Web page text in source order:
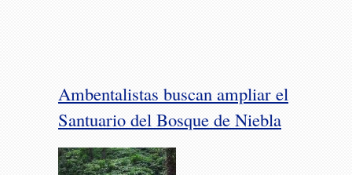
Ambentalistas buscan ampliar el
Santuario del Bosque de Niebla